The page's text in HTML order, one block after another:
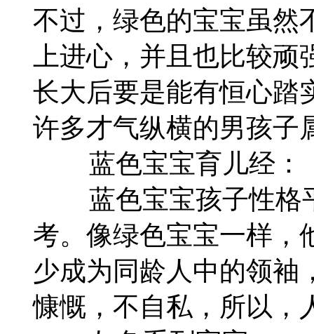
不过，绿色的宝宝虽然
上进心，并且也比较
长大后要是能有恒心踏
许多才气纵横的男孩子
蓝色宝宝育儿经：
蓝色宝宝孩子性格
考。像绿色宝宝一样，
少成为同龄人中的领袖
慷慨，不自私，所以，